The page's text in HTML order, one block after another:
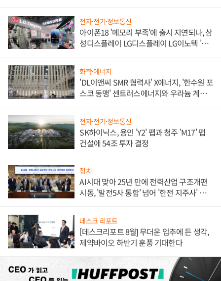
전자·전기·정보통신
아이폰18 '메모리 부족'에 출시 지연되나, 삼
성디스플레이 LG디스플레이 LG이노텍 '탈
화학·에너지
'DL이앤씨 SMR 협력사' X에너지, '한수원 포
스코 동맹' 센트러스에너지와 우라늄 계약
전자·전기·정보통신
SK하이닉스, 용인 'Y2' 팹과 청주 'M17' 팹
건설에 54조 투자 결정
정치
AI시대 맞아 25년 만에 전력산업 구조개편
시동, '발전5사 통합' 넘어 '한전 지주사' 재편
데스크 리포트
[데스크리포트 8월] 무더운 입추에 든 생각,
제약바이오 하반기 훈풍 기대한다